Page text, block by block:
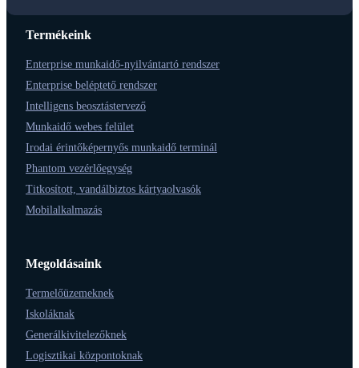
Termékeink
Enterprise munkaidő-nyilvántartó rendszer
Enterprise beléptető rendszer
Intelligens beosztástervező
Munkaidő webes felület
Irodai érintőképernyős munkaidő terminál
Phantom vezérlőegység
Titkosított, vandálbiztos kártyaolvasók
Mobilalkalmazás
Megoldásaink
Termelőüzemeknek
Iskoláknak
Generálkivitelezőknek
Logisztikai központoknak